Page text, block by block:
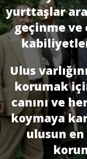
yurttaşlar
geçinme ve
Ulus
korumak
canını ve
koymaya
ulusun